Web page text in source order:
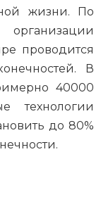
правжизни. По
проводится
В
40000
технологии
до 80%